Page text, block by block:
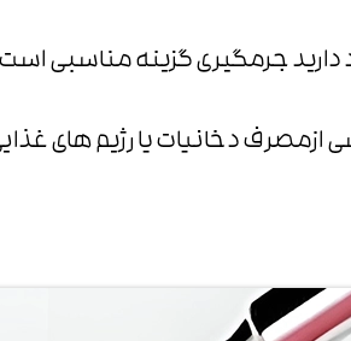
دارید جرمگیری گزینه مناسبی
دخانیات یا رژیم های